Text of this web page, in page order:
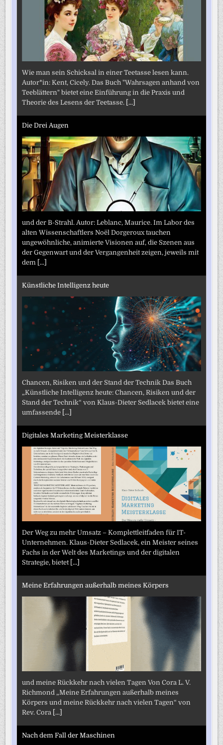
Wie man sein Schicksal in einer Teetasse lesen kann.
Autor*in: Kent, Cicely. Das Buch "Wahrsagen anhand von
Teeblättern" bietet eine Einführung in die Praxis und
Theorie des Lesens der Teetasse. [...]
Die Drei Augen
und der B-Strahl. Autor: Leblanc, Maurice. Im Labor des
alten Wissenschaftlers Noël Dorgeroux tauchen
ungewöhnliche, animierte Visionen auf, die Szenen aus
der Gegenwart und der Vergangenheit zeigen, jeweils mit
dem [...]
Künstliche Intelligenz heute
Chancen, Risiken und der Stand der Technik Das Buch
„Künstliche Intelligenz heute: Chancen, Risiken und der
Stand der Technik“ von Klaus-Dieter Sedlacek bietet eine
umfassende [...]
Digitales Marketing Meisterklasse
Der Weg zu mehr Umsatz – Komplettleitfaden für IT-
Unternehmen. Klaus-Dieter Sedlacek, ein Meister seines
Fachs in der Welt des Marketings und der digitalen
Strategie, bietet [...]
Meine Erfahrungen außerhalb meines Körpers
und meine Rückkehr nach vielen Tagen Von Cora L. V.
Richmond „Meine Erfahrungen außerhalb meines
Körpers und meine Rückkehr nach vielen Tagen“ von
Rev. Cora [...]
Nach dem Fall der Maschinen